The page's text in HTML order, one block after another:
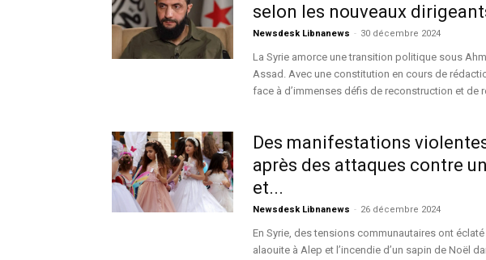
selon les nouveaux
Newsdesk Libnanews - 30 décembre 2024
La Syrie amorce une transition politique sous
Assad. Avec une constitution en cours de
face à d’immenses défis de reconstruction et de
Des manifestations
après des attaques contre
et...
Newsdesk Libnanews - 26 décembre 2024
En Syrie, des tensions communautaires ont
alaouite à Alep et l’incendie d’un sapin de Noël